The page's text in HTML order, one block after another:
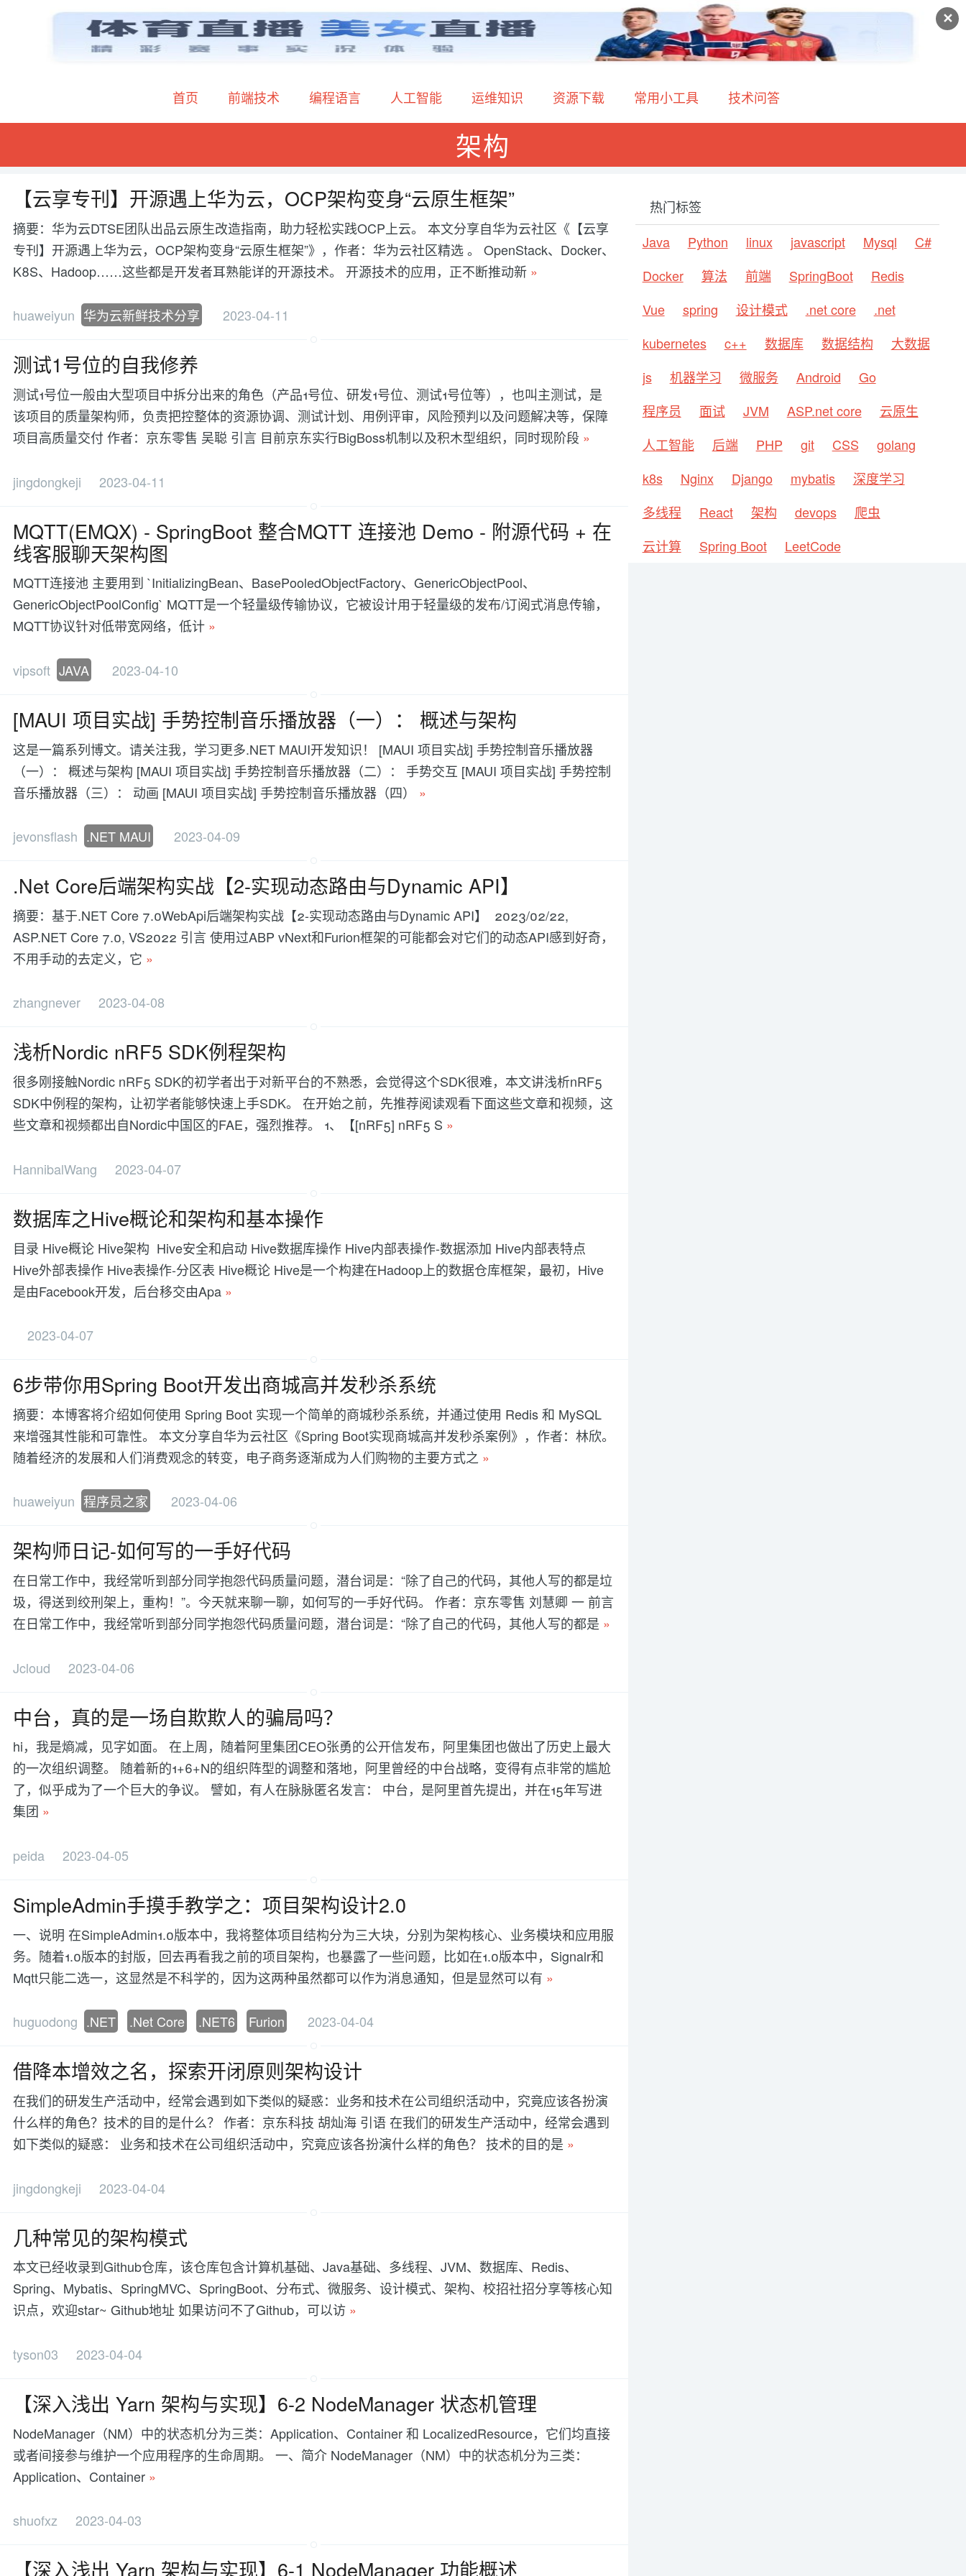
✕
首页 前端技术 编程语言 人工智能 运维知识 资源下载 常用小工具 技术问答
架构
【云享专刊】开源遇上华为云，OCP架构变身“云原生框架”
摘要：华为云DTSE团队出品云原生改造指南，助力轻松实践OCP上云。 本文分享自华为云社区《【云享
专刊】开源遇上华为云，OCP架构变身“云原生框架”》，作者：华为云社区精选 。 OpenStack、Docker、
K8S、Hadoop……这些都是开发者耳熟能详的开源技术。 开源技术的应用，正不断推动新 »
huaweiyun 华为云新鲜技术分享 2023-04-11
测试1号位的自我修养
测试1号位一般由大型项目中拆分出来的角色（产品1号位、研发1号位、测试1号位等），也叫主测试，是
该项目的质量架构师，负责把控整体的资源协调、测试计划、用例评审，风险预判以及问题解决等，保障
项目高质量交付 作者：京东零售 吴聪 引言 目前京东实行BigBoss机制以及积木型组织，同时现阶段 »
jingdongkeji 2023-04-11
MQTT(EMQX) - SpringBoot 整合MQTT 连接池 Demo - 附源代码 + 在
线客服聊天架构图
MQTT连接池 主要用到 `InitializingBean、BasePooledObjectFactory、GenericObjectPool、
GenericObjectPoolConfig` MQTT是一个轻量级传输协议，它被设计用于轻量级的发布/订阅式消息传输，
MQTT协议针对低带宽网络，低计 »
vipsoft JAVA 2023-04-10
[MAUI 项目实战] 手势控制音乐播放器（一）： 概述与架构
这是一篇系列博文。请关注我，学习更多.NET MAUI开发知识！ [MAUI 项目实战] 手势控制音乐播放器
（一）： 概述与架构 [MAUI 项目实战] 手势控制音乐播放器（二）： 手势交互 [MAUI 项目实战] 手势控制
音乐播放器（三）： 动画 [MAUI 项目实战] 手势控制音乐播放器（四） »
jevonsflash .NET MAUI 2023-04-09
.Net Core后端架构实战【2-实现动态路由与Dynamic API】
摘要：基于.NET Core 7.0WebApi后端架构实战【2-实现动态路由与Dynamic API】 2023/02/22,
ASP.NET Core 7.0, VS2022 引言 使用过ABP vNext和Furion框架的可能都会对它们的动态API感到好奇，
不用手动的去定义，它 »
zhangnever 2023-04-08
浅析Nordic nRF5 SDK例程架构
很多刚接触Nordic nRF5 SDK的初学者出于对新平台的不熟悉，会觉得这个SDK很难，本文讲浅析nRF5
SDK中例程的架构，让初学者能够快速上手SDK。 在开始之前，先推荐阅读观看下面这些文章和视频，这
些文章和视频都出自Nordic中国区的FAE，强烈推荐。 1、【[nRF5] nRF5 S »
HannibalWang 2023-04-07
数据库之Hive概论和架构和基本操作
目录 Hive概论 Hive架构 Hive安全和启动 Hive数据库操作 Hive内部表操作-数据添加 Hive内部表特点
Hive外部表操作 Hive表操作-分区表 Hive概论 Hive是一个构建在Hadoop上的数据仓库框架，最初，Hive
是由Facebook开发，后台移交由Apa »
2023-04-07
6步带你用Spring Boot开发出商城高并发秒杀系统
摘要：本博客将介绍如何使用 Spring Boot 实现一个简单的商城秒杀系统，并通过使用 Redis 和 MySQL
来增强其性能和可靠性。 本文分享自华为云社区《Spring Boot实现商城高并发秒杀案例》，作者：林欣。
随着经济的发展和人们消费观念的转变，电子商务逐渐成为人们购物的主要方式之 »
huaweiyun 程序员之家 2023-04-06
架构师日记-如何写的一手好代码
在日常工作中，我经常听到部分同学抱怨代码质量问题，潜台词是：“除了自己的代码，其他人写的都是垃
圾，得送到绞刑架上，重构！”。今天就来聊一聊，如何写的一手好代码。 作者：京东零售 刘慧卿 一 前言
在日常工作中，我经常听到部分同学抱怨代码质量问题，潜台词是：“除了自己的代码，其他人写的都是 »
Jcloud 2023-04-06
中台，真的是一场自欺欺人的骗局吗？
hi，我是熵减，见字如面。 在上周，随着阿里集团CEO张勇的公开信发布，阿里集团也做出了历史上最大
的一次组织调整。 随着新的1+6+N的组织阵型的调整和落地，阿里曾经的中台战略，变得有点非常的尴尬
了，似乎成为了一个巨大的争议。 譬如，有人在脉脉匿名发言： 中台，是阿里首先提出，并在15年写进
集团 »
peida 2023-04-05
SimpleAdmin手摸手教学之：项目架构设计2.0
一、说明 在SimpleAdmin1.0版本中，我将整体项目结构分为三大块，分别为架构核心、业务模块和应用服
务。随着1.0版本的封版，回去再看我之前的项目架构，也暴露了一些问题，比如在1.0版本中，Signalr和
Mqtt只能二选一，这显然是不科学的，因为这两种虽然都可以作为消息通知，但是显然可以有 »
huguodong .NET .Net Core .NET6 Furion 2023-04-04
借降本增效之名，探索开闭原则架构设计
在我们的研发生产活动中，经常会遇到如下类似的疑惑：业务和技术在公司组织活动中，究竟应该各扮演
什么样的角色？技术的目的是什么？ 作者：京东科技 胡灿海 引语 在我们的研发生产活动中，经常会遇到
如下类似的疑惑： 业务和技术在公司组织活动中，究竟应该各扮演什么样的角色？ 技术的目的是 »
jingdongkeji 2023-04-04
几种常见的架构模式
本文已经收录到Github仓库，该仓库包含计算机基础、Java基础、多线程、JVM、数据库、Redis、
Spring、Mybatis、SpringMVC、SpringBoot、分布式、微服务、设计模式、架构、校招社招分享等核心知
识点，欢迎star~ Github地址 如果访问不了Github，可以访 »
tyson03 2023-04-04
【深入浅出 Yarn 架构与实现】6-2 NodeManager 状态机管理
NodeManager（NM）中的状态机分为三类：Application、Container 和 LocalizedResource，它们均直接
或者间接参与维护一个应用程序的生命周期。 一、简介 NodeManager（NM）中的状态机分为三类：
Application、Container »
shuofxz 2023-04-03
【深入浅出 Yarn 架构与实现】6-1 NodeManager 功能概述
热门标签
Java
Python linux javascript Mysql
C#
Docker
算法 前端 SpringBoot
Redis
Vue
spring 设计模式 .net core
.net
kubernetes
c++ 数据库 数据结构
大数据
js
机器学习 微服务 Android
Go
程序员
面试 JVM ASP.net core
云原生
人工智能
后端 PHP git CSS
golang
k8s
Nginx Django mybatis
深度学习
多线程
React 架构 devops
爬虫
云计算
Spring Boot LeetCode